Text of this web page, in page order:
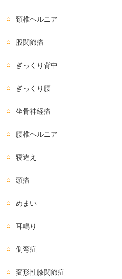
頚椎ヘルニア
股関節痛
ぎっくり背中
ぎっくり腰
坐骨神経痛
腰椎ヘルニア
寝違え
頭痛
めまい
耳鳴り
側弯症
変形性膝関節症